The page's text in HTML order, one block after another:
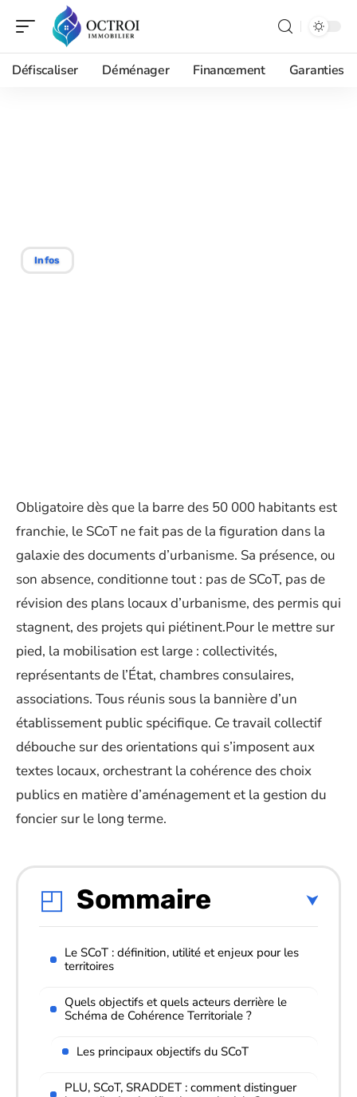
Défiscaliser Déménager Financement Garanties
Infos
Obligatoire dès que la barre des 50 000 habitants est
franchie, le SCoT ne fait pas de la figuration dans la
galaxie des documents d’urbanisme. Sa présence, ou
son absence, conditionne tout : pas de SCoT, pas de
révision des plans locaux d’urbanisme, des permis qui
stagnent, des projets qui piétinent.Pour le mettre sur
pied, la mobilisation est large : collectivités,
représentants de l’État, chambres consulaires,
associations. Tous réunis sous la bannière d’un
établissement public spécifique. Ce travail collectif
débouche sur des orientations qui s’imposent aux
textes locaux, orchestrant la cohérence des choix
publics en matière d’aménagement et la gestion du
foncier sur le long terme.
Sommaire
Le SCoT : définition, utilité et enjeux pour les
territoires
Quels objectifs et quels acteurs derrière le
Schéma de Cohérence Territoriale ?
Les principaux objectifs du SCoT
PLU, SCoT, SRADDET : comment distinguer